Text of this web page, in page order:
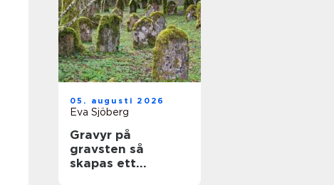
05. augusti 2026
Eva Sjöberg
Gravyr på
gravsten så
skapas ett